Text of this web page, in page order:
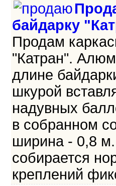
байдарку
Продам
"Катран".
длине
шкурой
надувных
в собранном
ширина - 0,8
собирается
креплений